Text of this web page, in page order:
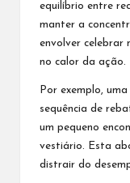
equilíbrio entre
manter a
envolver celebrar
no calor da ação.
Por exemplo,
sequência de
um pequeno
vestiário. Esta
distrair do